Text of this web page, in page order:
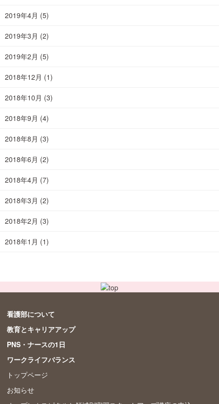
2019年4月 (5)
2019年3月 (2)
2019年2月 (5)
2018年12月 (1)
2018年10月 (3)
2018年9月 (4)
2018年8月 (3)
2018年6月 (2)
2018年4月 (7)
2018年3月 (2)
2018年2月 (3)
2018年1月 (1)
看護部について
教育とキャリアアップ
PNS・ナースの1日
ワークライフバランス
トップページ
お知らせ